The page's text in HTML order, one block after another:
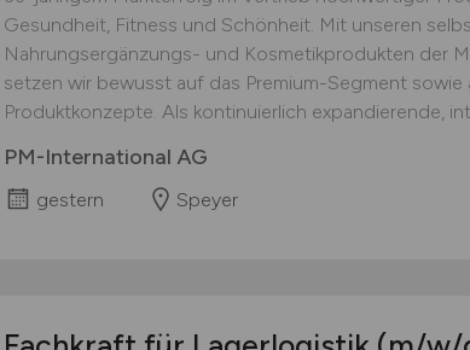
Gesundheit, Fitness und Schönheit. Mit unseren
Nahrungsergänzungs- und Kosmetikprodukten der
setzen wir bewusst auf das Premium-Segment sowie
Produktkonzepte. Als kontinuierlich expandierende,
PM-International AG
gestern Speyer